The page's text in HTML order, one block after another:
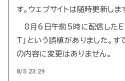
す。ウェブサイトは随時更新しま
8月6日午前5時に配信したE
T」という誤植がありました。す
の内容に変更はありません。
8/5 23:29